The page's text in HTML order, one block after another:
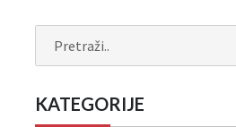
KATEGORIJE